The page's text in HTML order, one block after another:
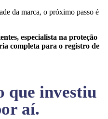
da marca, o próximo passo é
especialista na proteção
completa para o registro de
que investiu
aí.